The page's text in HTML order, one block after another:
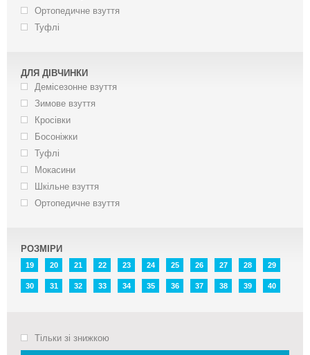
Ортопедичне взуття
Туфлі
ДЛЯ ДІВЧИНКИ
Демісезонне взуття
Зимове взуття
Кросівки
Босоніжки
Туфлі
Мокасини
Шкільне взуття
Ортопедичне взуття
РОЗМІРИ
19 20 21 22 23 24 25 26 27 28 29
30 31 32 33 34 35 36 37 38 39 40
Тільки зі знижкою